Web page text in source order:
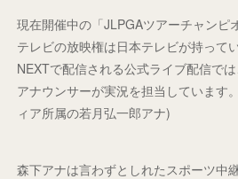
現在開催中の「JLPGAツアーチャンピ
テレビの放映権は日本テレビが持って
NEXTで配信される公式ライブ配信で
アナウンサーが実況を担当しています
ィア所属の若月弘一郎アナ)
森下アナは言わずとしれたスポーツ中